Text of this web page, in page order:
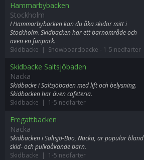
Hammarbybacken
Stockholm
I Hammarbybacken kan du åka skidor mitt i
Stockholm. Skidbacken har ett barnområde och
även en funpark.
Skidbacke | Snowboardbacke - 1-5 nedfarter
Skidbacke Saltsjöbaden
Nacka
Skidbacke i Saltsjöbaden med lift och belysning.
Skidbacken har även cafeteria.
Skidbacke | 1-5 nedfarter
Fregattbacken
Nacka
Skidbacken i Saltsjö-Boo, Nacka, är populär bland
skid- och pulkaåkande barn.
Skidbacke | 1-5 nedfarter